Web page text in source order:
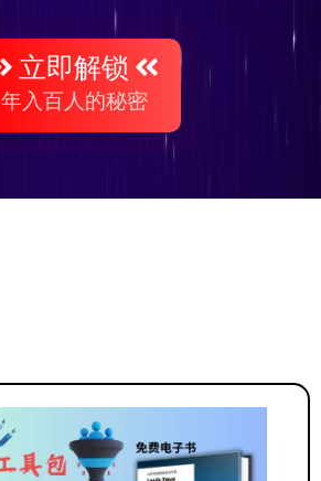
立即解锁
年入百人的秘密